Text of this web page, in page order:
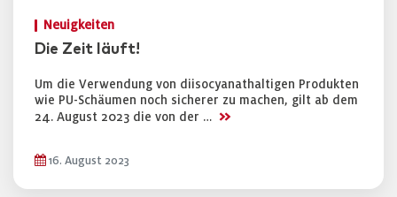
Neuigkeiten
Die Zeit läuft!
Um die Verwendung von diisocyanathaltigen Produkten
wie PU-Schäumen noch sicherer zu machen, gilt ab dem
24. August 2023 die von der … >>
16. August 2023